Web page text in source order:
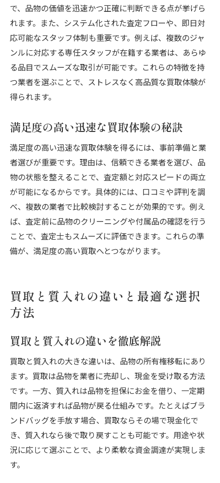
で、品物の価値を迅速かつ正確に判断できる点が挙げら
れます。また、システム化された査定フローや、即日対
応可能なスタッフ体制も重要です。例えば、複数のジャ
ンルに対応する専任スタッフが在籍する業者は、あらゆ
る品目でスムーズな取引が可能です。これらの特徴を持
つ業者を選ぶことで、ストレスなく高品質な買取体験が
得られます。
満足度の高い迅速な買取体験の秘訣
満足度の高い迅速な買取体験を得るには、事前準備と業
者選びが重要です。理由は、信頼できる業者を選び、品
物の状態を整えることで、査定額と対応スピードの両立
が可能になるからです。具体的には、口コミや評判を調
べ、複数の業者で比較検討することが効果的です。例え
ば、査定前に品物のクリーニングや付属品の確認を行う
ことで、査定士もスムーズに評価できます。これらの準
備が、満足度の高い買取へとつながります。
買取と質入れの違いと最適な選択
方法
買取と質入れの違いを徹底解説
買取と質入れの大きな違いは、品物の所有権移転にあり
ます。買取は品物を業者に売却し、現金を受け取る方法
です。一方、質入れは品物を担保にお金を借り、一定期
間内に返済すれば品物が戻る仕組みです。たとえばブラ
ンドバッグを手放す場合、買取ならその場で現金化で
き、質入れなら後で取り戻すことも可能です。用途や状
況に応じて選ぶことで、より柔軟な資金調達が実現しま
す。